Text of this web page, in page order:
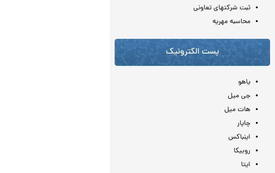
ثبت شرکتهای تعاونی
محاسبه مهريه
پست الکترونیک
یاهو
جی میل
هات میل
چاپار
اینباکس
روبیکا
ایتا